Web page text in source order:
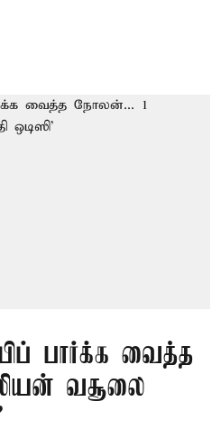
பார்க்க வைத்த
வசூலை